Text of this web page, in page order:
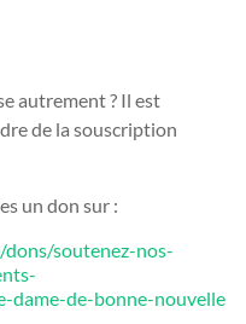
autrement ? Il est
de la souscription
un don sur :
soutenez-nos-
dame-de-bonne-nouvelle